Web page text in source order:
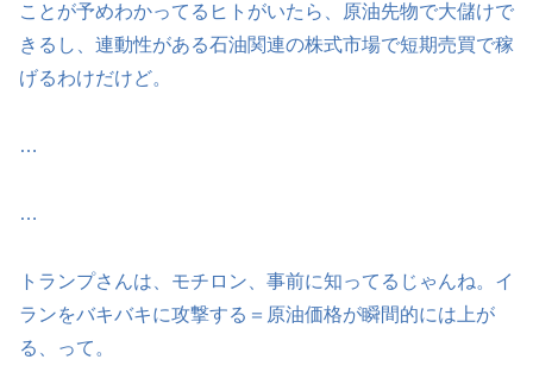
ことが予めわかってるヒトがいたら、原油先物で大儲けで
きるし、連動性がある石油関連の株式市場で短期売買で稼
げるわけだけど。
…
…
トランプさんは、モチロン、事前に知ってるじゃんね。イ
ランをバキバキに攻撃する＝原油価格が瞬間的には上が
る、って。